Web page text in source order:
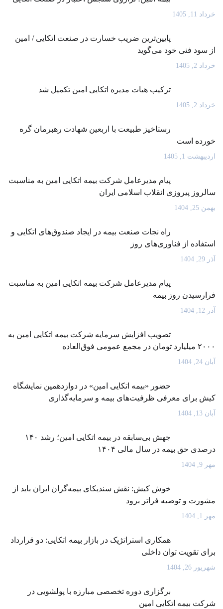
خرداد 11, 1405
پایین‌ترین ضریب خسارت در صنعت اتکایی / امین
از سود فنی خود می‌گوید
خرداد 2, 1405
ترکیب هیات مدیره اتکایی امین تکمیل شد
خرداد 2, 1405
رستاخیز طبیعت با اربعین شهادت رهبرمان گره
خورده است
اردیبهشت 1, 1405
پیام مدیرعامل شرکت بیمه اتکایی امین به مناسبت
سالروز پیروزی انقلاب اسلامی ایران
بهمن 25, 1404
راه نجات صنعت بیمه در ایجاد صندوق‌های اتکایی و
استفاده از فناوری‌های روز
آذر 29, 1404
پیام مدیرعامل شرکت بیمه اتکایی امین به مناسبت
فرارسیدن روز بیمه
آذر 12, 1404
تصویب افزایش سرمایه شرکت بیمه اتکایی امین به
۲۰۰۰ میلیارد تومان در مجمع عمومی فوق‌العاده
آبان 24, 1404
حضور «بیمه اتکایی امین» در دوازدهمین نمایشگاه
کیش برای معرفی ظرفیت‌های بیمه و سرمایه‌گذاری
آبان 13, 1404
جهش بی‌سابقه در بیمه اتکایی امین؛ رشد ۱۴۰
درصدی حق بیمه در سال مالی ۱۴۰۴
مهر 9, 1404
خوش کیش: نقش سندیکای بیمه‌گران ایران باید از
مشورت و توصیه فراتر برود
مهر 1, 1404
همکاری استراتژیک در بازار بیمه اتکایی: دو قرارداد
برای تقویت توان داخلی
شهریور 26, 1404
برگزاری دوره تخصصی مبارزه با پولشویی در
شرکت بیمه اتکایی امین